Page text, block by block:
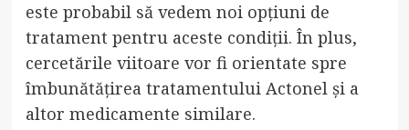
este probabil să vedem noi opțiuni de
tratament pentru aceste condiții. În plus,
cercetările viitoare vor fi orientate spre
îmbunătățirea tratamentului Actonel și a
altor medicamente similare.